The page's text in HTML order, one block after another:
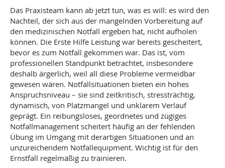
Das Praxisteam kann ab jetzt tun, was es will: es wird den
Nachteil, der sich aus der mangelnden Vorbereitung auf
den medizinischen Notfall ergeben hat, nicht aufholen
können. Die Erste Hilfe Leistung war bereits gescheitert,
bevor es zum Notfall gekommen war. Das ist, vom
professionellen Standpunkt betrachtet, insbesondere
deshalb ärgerlich, weil all diese Probleme vermeidbar
gewesen wären. Notfallsituationen bieten ein hohes
Anspruchsniveau – sie sind zeitkritisch, stressträchtig,
dynamisch, von Platzmangel und unklarem Verlauf
geprägt. Ein reibungsloses, geordnetes und zügiges
Notfallmanagement scheitert häufig an der fehlenden
Übung im Umgang mit derartigen Situationen und an
unzureichendem Notfallequipment. Wichtig ist für den
Ernstfall regelmäßig zu trainieren.